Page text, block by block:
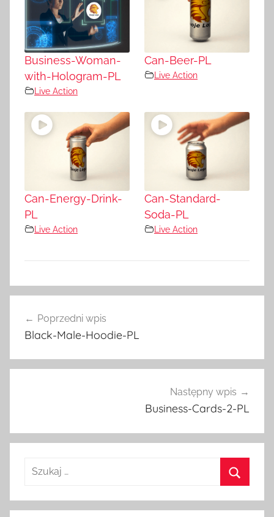
Business-Woman-
with-Hologram-PL
Live Action
Can-Beer-PL
Live Action
Can-Energy-Drink-
PL
Live Action
Can-Standard-
Soda-PL
Live Action
wpisu
Poprzedni wpis
Black-Male-Hoodie-PL
Następny wpis
Business-Cards-2-PL